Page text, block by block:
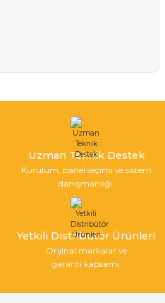
Uzman Teknik Destek
Kurulum, panel seçimi ve sistem
danışmanlığı.
Yetkili Distribütör Ürünleri
Orijinal markalar ve
garanti kapsamı.